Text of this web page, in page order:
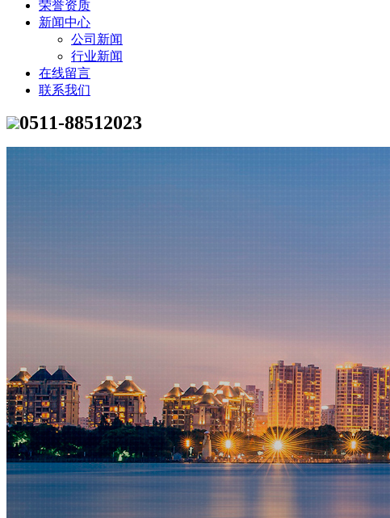
荣誉资质
新闻中心
公司新闻
行业新闻
在线留言
联系我们
0511-88512023